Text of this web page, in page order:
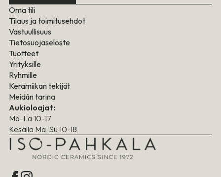
Oma tili
Tilaus ja toimitusehdot
Vastuullisuus
Tietosuojaseloste
Tuotteet
Yrityksille
Ryhmille
Keramiikan tekijät
Meidän tarina
Aukioloajat:
Ma-La 10-17
Kesällä Ma-Su 10-18